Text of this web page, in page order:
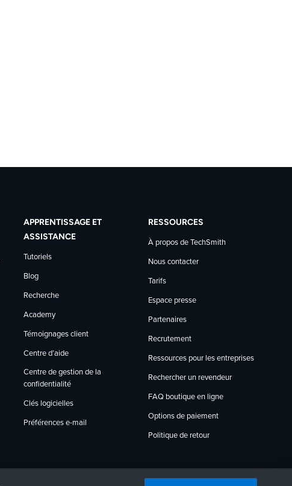
APPRENTISSAGE ET
ASSISTANCE
Tutoriels
Blog
Recherche
Academy
Témoignages client
Centre d’aide
Centre de gestion de la
confidentialité
Clés logicielles
Préférences e-mail
RESSOURCES
À propos de TechSmith
Nous contacter
Tarifs
Espace presse
Partenaires
Recrutement
Ressources pour les entreprises
Rechercher un revendeur
FAQ boutique en ligne
Options de paiement
Politique de retour